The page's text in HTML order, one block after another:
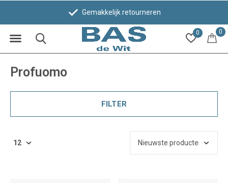
0 0
Bezoek 1 van onze winkels in Leiden!
Profuomo
FILTER